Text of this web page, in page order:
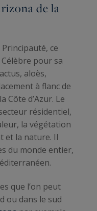
de la
ce
pour sa
aloès,
à flanc de
Côte d’Azur. Le
résidentiel,
la végétation
et la nature. Il
du monde entier,
que l’on peut
ou dans le sud